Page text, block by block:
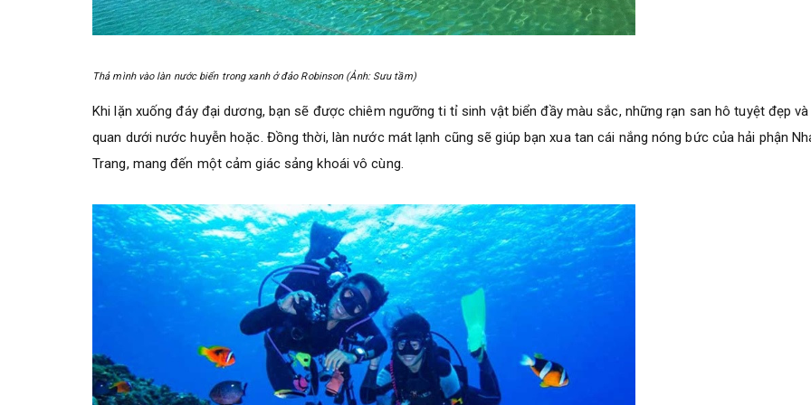
Thả mình vào làn nước biển trong xanh ở đảo Robinson (Ảnh: Sưu tầm)
Khi lặn xuống đáy đại dương, bạn sẽ được chiêm ngưỡng ti tỉ sinh vật biển đầy màu sắc, những rạn san hô tuyệt đẹp và
quan dưới nước huyễn hoặc. Đồng thời, làn nước mát lạnh cũng sẽ giúp bạn xua tan cái nắng nóng bức của hải phận
Trang, mang đến một cảm giác sảng khoái vô cùng.